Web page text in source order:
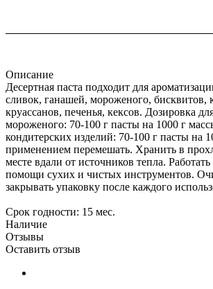
Описание
Десертная паста подходит для
сливок, ганашей, мороженого, бисквитов,
круассанов, печенья, кексов. Дозировка
мороженого: 70-100 г пасты на 1000 г
кондитерских изделий: 70-100 г пасты на
применением перемешать. Хранить в
месте вдали от источников тепла.
помощи сухих и чистых инструментов.
закрывать упаковку после каждого
Срок годности: 15 мес.
Наличие
Отзывы
Оставить отзыв